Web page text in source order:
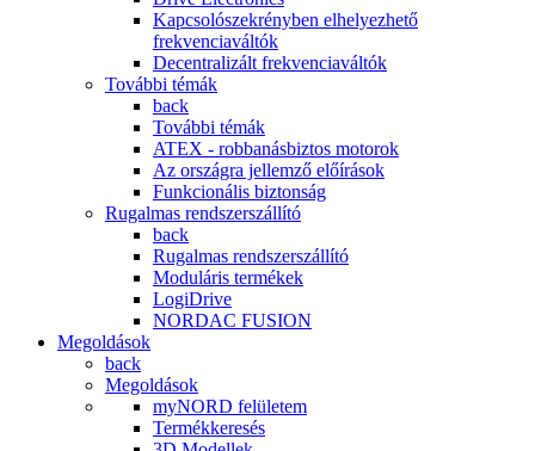
Kapcsolószekrényben elhelyezhető
frekvenciaváltók
Decentralizált frekvenciaváltók
További témák
back
További témák
ATEX - robbanásbiztos motorok
Az országra jellemző előírások
Funkcionális biztonság
Rugalmas rendszerszállító
back
Rugalmas rendszerszállító
Moduláris termékek
LogiDrive
NORDAC FUSION
Megoldások
back
Megoldások
myNORD felületem
Termékkeresés